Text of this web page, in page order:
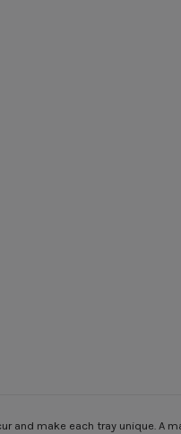
and make each tray unique. A